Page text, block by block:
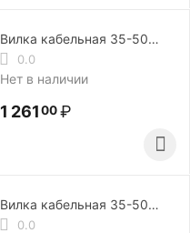
Вилка кабельная 35-50
(TS) без б.р. ISQ0030-10
0.0
Нет в наличии
1 261 00 ₽
Вилка кабельная 35-50
ISQ0077 (2 шт.)
0.0